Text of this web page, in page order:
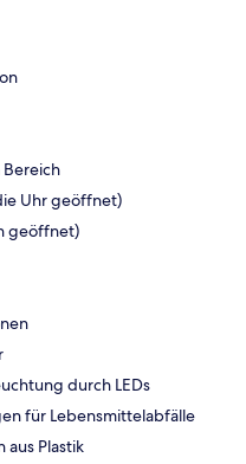
Uhr geöffnet)
geöffnet)
durch LEDs
für Lebensmittelabfälle
aus Plastik